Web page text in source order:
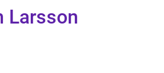
Larsson